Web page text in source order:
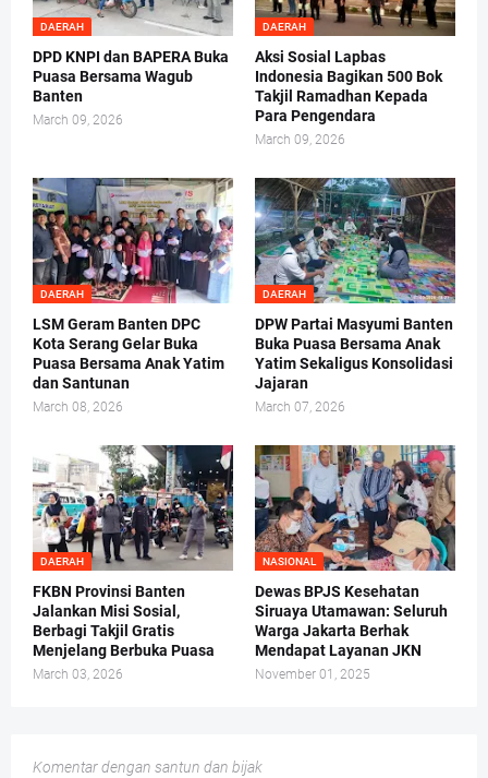
DAERAH
DPD KNPI dan BAPERA Buka
Puasa Bersama Wagub
Banten
March 09, 2026
DAERAH
Aksi Sosial Lapbas
Indonesia Bagikan 500 Bok
Takjil Ramadhan Kepada
Para Pengendara
March 09, 2026
DAERAH
LSM Geram Banten DPC
Kota Serang Gelar Buka
Puasa Bersama Anak Yatim
dan Santunan
March 08, 2026
DAERAH
DPW Partai Masyumi Banten
Buka Puasa Bersama Anak
Yatim Sekaligus Konsolidasi
Jajaran
March 07, 2026
DAERAH
FKBN Provinsi Banten
Jalankan Misi Sosial,
Berbagi Takjil Gratis
Menjelang Berbuka Puasa
March 03, 2026
NASIONAL
Dewas BPJS Kesehatan
Siruaya Utamawan: Seluruh
Warga Jakarta Berhak
Mendapat Layanan JKN
November 01, 2025
Komentar dengan santun dan bijak